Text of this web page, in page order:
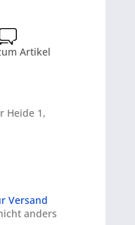
Artikel
Heide 1,
Versand
anders